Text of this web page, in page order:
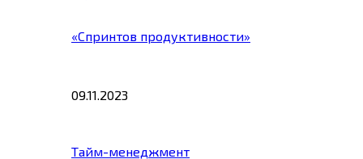
«Спринтов продуктивности»
09.11.2023
Тайм-менеджмент